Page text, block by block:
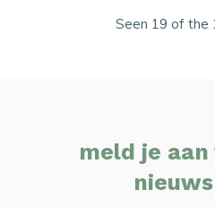
Seen 19 of the
meld je aan